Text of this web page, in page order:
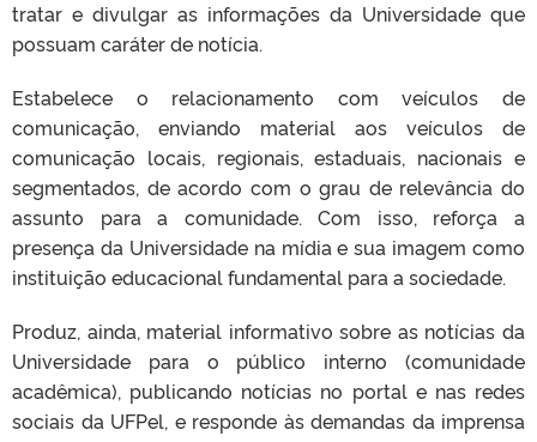
tratar e divulgar as informações da Universidade que
possuam caráter de notícia.
Estabelece o relacionamento com veículos de
comunicação, enviando material aos veículos de
comunicação locais, regionais, estaduais, nacionais e
segmentados, de acordo com o grau de relevância do
assunto para a comunidade. Com isso, reforça a
presença da Universidade na mídia e sua imagem como
instituição educacional fundamental para a sociedade.
Produz, ainda, material informativo sobre as notícias da
Universidade para o público interno (comunidade
acadêmica), publicando notícias no portal e nas redes
sociais da UFPel, e responde às demandas da imprensa